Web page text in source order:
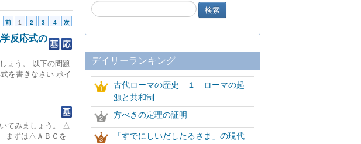
前 1 2 3 4 次
反応式の
ょう。 以下の問題
を書きなさい ポイ
てみましょう。 △
まずは△ＡＢＣを
デイリーランキング
古代ローマの歴史 １ ローマの起
源と共和制
方べきの定理の証明
「すでにしいだしたるさま」の現代